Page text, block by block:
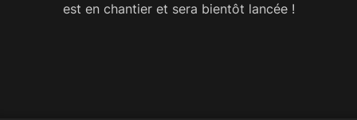
est en chantier et sera bientôt lancée !